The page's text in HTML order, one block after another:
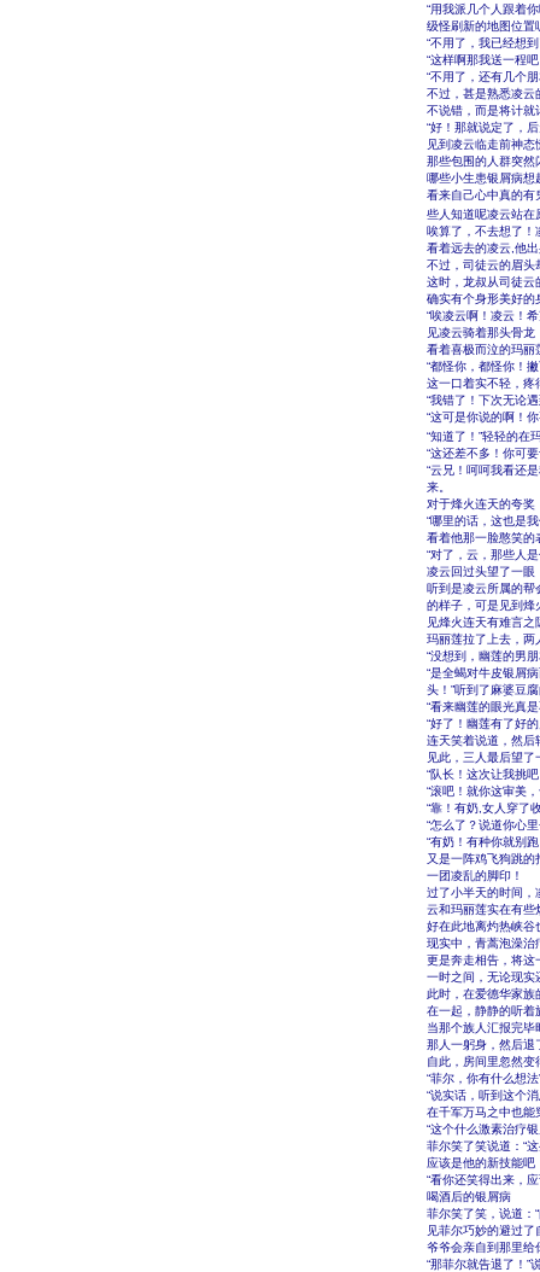
“用我派几个人跟着
级怪刷新的地图位置
“不用了，我已经想
“这样啊那我送一程
“不用了，还有几个
不过，甚是熟悉凌云
不说错，而是将计就
“好！那就说定了，
见到凌云临走前神
那些包围的人群突然
哪些小生患银屑病想
看来自己心中真的有
些人知道呢凌云站在
唉算了，不去想了！
看着远去的凌云,他
不过，司徒云的眉头
这时，龙叔从司徒云
确实有个身形美好的
“唉凌云啊！凌云！
见凌云骑着那头骨
看着喜极而泣的玛丽
“都怪你，都怪你！
这一口着实不轻，疼
“我错了！下次无论
“这可是你说的啊！
“知道了！”轻轻的在
“这还差不多！你可
“云兄！呵呵我看还
来。
对于烽火连天的夸奖
“哪里的话，这也是
看着他那一脸憨笑的
“对了，云，那些人
凌云回过头望了一眼
听到是凌云所属的帮
的样子，可是见到烽
见烽火连天有难言
玛丽莲拉了上去，两
“没想到，幽莲的男
“是全蝎对牛皮银屑
头！”听到了麻婆豆
“看来幽莲的眼光真
“好了！幽莲有了好
连天笑着说道，然后
见此，三人最后望
“队长！这次让我挑
“滚吧！就你这审美
“靠！有奶,女人穿了
“怎么了？说道你心
“有奶！有种你就别
又是一阵鸡飞狗跳
一团凌乱的脚印！
过了小半天的时间，
云和玛丽莲实在有些
好在此地离灼热峡谷
现实中，青蒿泡澡治
更是奔走相告，将这
一时之间，无论现实
此时，在爱德华家族
在一起，静静的听着
当那个族人汇报完毕
那人一躬身，然后退
自此，房间里忽然变
“菲尔，你有什么想
“说实话，听到这个
在千军万马之中也能
“这个什么激素治疗
菲尔笑了笑说道：“
应该是他的新技能吧
“看你还笑得出来，
喝酒后的银屑病
菲尔笑了笑，说道：
见菲尔巧妙的避过
爷爷会亲自到那里给
“那菲尔就告退了！”